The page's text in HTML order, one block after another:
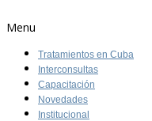
Menu
Tratamientos en Cuba
Interconsultas
Capacitación
Novedades
Institucional